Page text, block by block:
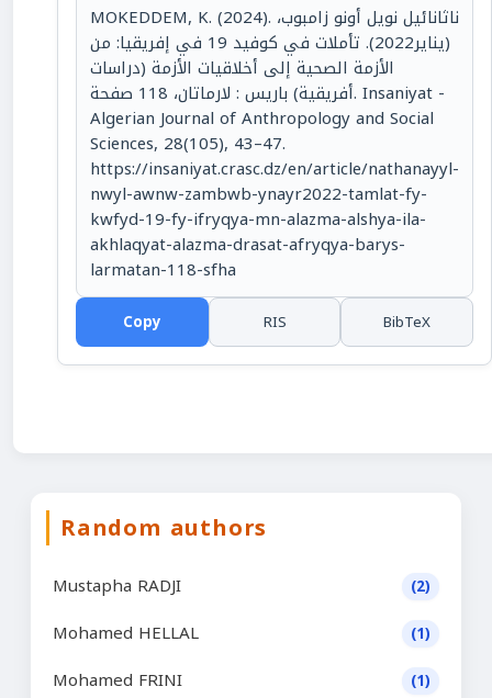
MOKEDDEM, K. (2024). ناثانائيل نويل أونو زامبوب،
(يناير2022). تأملات في كوفيد 19 في إفريقيا: من
الأزمة الصحية إلى أخلاقيات الأزمة (دراسات
أفريقية) باريس : لارماتان، 118 صفحة. Insaniyat -
Algerian Journal of Anthropology and Social
Sciences, 28(105), 43–47.
https://insaniyat.crasc.dz/en/article/nathanayyl-
nwyl-awnw-zambwb-ynayr2022-tamlat-fy-
kwfyd-19-fy-ifryqya-mn-alazma-alshya-ila-
akhlaqyat-alazma-drasat-afryqya-barys-
larmatan-118-sfha
Copy RIS BibTeX
Random authors
Mustapha RADJI (2)
Mohamed HELLAL (1)
Mohamed FRINI (1)